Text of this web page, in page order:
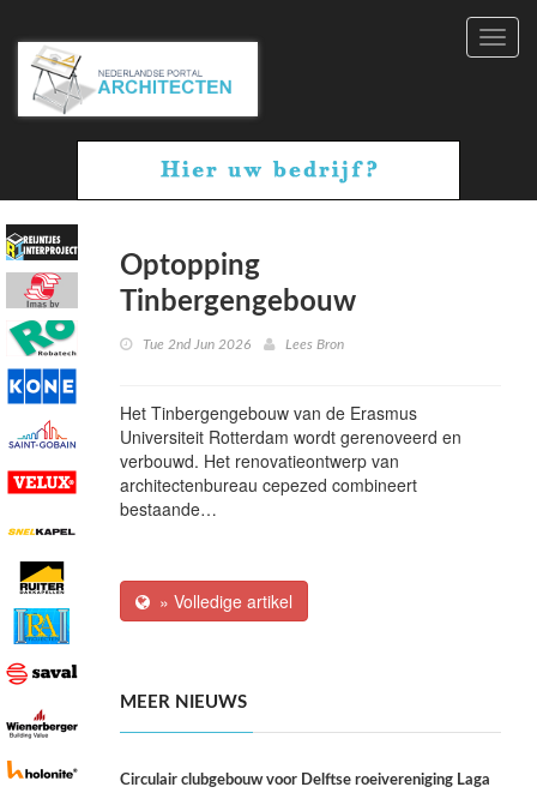
Optopping
Tinbergengebouw
Tue 2nd Jun 2026 Lees Bron
Het Tinbergengebouw van de Erasmus
Universiteit Rotterdam wordt gerenoveerd en
verbouwd. Het renovatieontwerp van
architectenbureau cepezed combineert
bestaande…
» Volledige artikel
MEER NIEUWS
Circulair clubgebouw voor Delftse roeivereniging Laga